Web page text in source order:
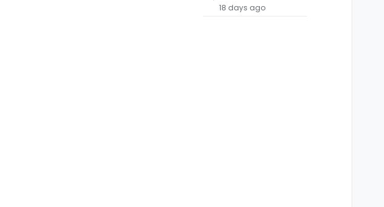
18 days ago